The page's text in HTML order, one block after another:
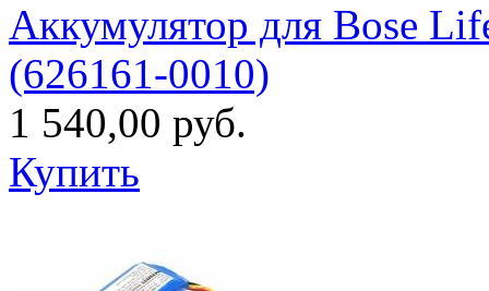
Аккумулятор для Bose
(626161-0010)
1 540,00 руб.
Купить